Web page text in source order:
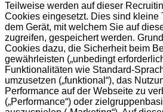
Teilweise werden auf dieser
Cookies eingesetzt. Dies sind kleine
dem Gerät, mit welchem Sie auf
zugreifen, gespeichert werden.
Cookies dazu, die Sicherheit beim
gewährleisten („unbedingt
Funktionalitäten wie Standard-
umzusetzen („funktional“), das
Performance auf der Webseite zu
(„Performance“) oder